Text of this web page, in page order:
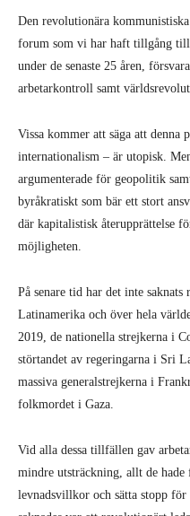
Den revolutionära
forum som vi har haft tillgång
under de senaste 25 åren,
arbetarkontroll samt
Vissa kommer att säga att
internationalism – är utopisk.
argumenterade för geopolitik
byråkratiskt som bär ett stort
där kapitalistisk återupprättelse
möjligheten.
På senare tid har det inte
Latinamerika och över hela
2019, de nationella strejkerna i
störtandet av regeringarna i Sri
massiva generalstrejkerna i
folkmordet i Gaza.
Vid alla dessa tillfällen gav
mindre utsträckning, allt de
levnadsvillkor och sätta stopp